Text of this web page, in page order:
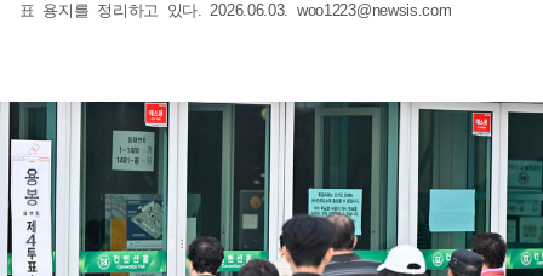
표 용지를 정리하고 있다. 2026.06.03. woo1223@newsis.com